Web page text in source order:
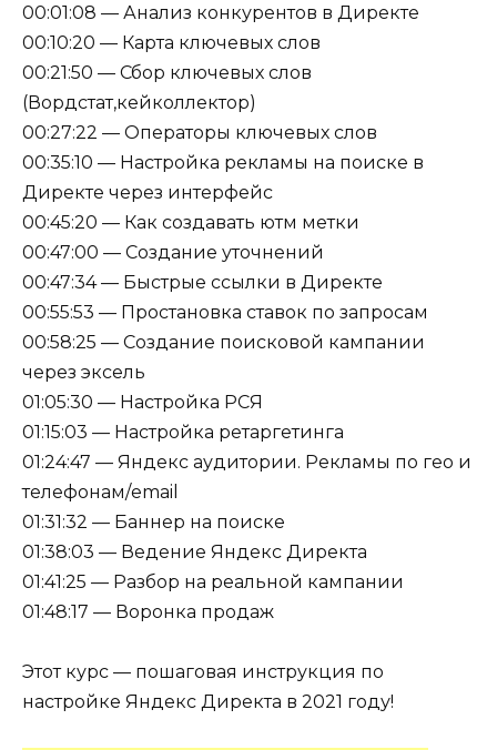
00:01:08 — Анализ конкурентов в Директе
00:10:20 — Карта ключевых слов
00:21:50 — Сбор ключевых слов
(Вордстат,кейколлектор)
00:27:22 — Операторы ключевых слов
00:35:10 — Настройка рекламы на поиске в
Директе через интерфейс
00:45:20 — Как создавать ютм метки
00:47:00 — Создание уточнений
00:47:34 — Быстрые ссылки в Директе
00:55:53 — Простановка ставок по запросам
00:58:25 — Создание поисковой кампании
через эксель
01:05:30 — Настройка РСЯ
01:15:03 — Настройка ретаргетинга
01:24:47 — Яндекс аудитории. Рекламы по гео и
телефонам/email
01:31:32 — Баннер на поиске
01:38:03 — Ведение Яндекс Директа
01:41:25 — Разбор на реальной кампании
01:48:17 — Воронка продаж
Этот курс — пошаговая инструкция по
настройке Яндекс Директа в 2021 году!